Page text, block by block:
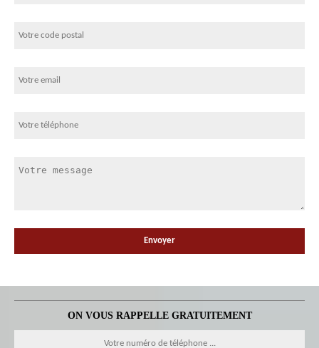
ON VOUS RAPPELLE GRATUITEMENT